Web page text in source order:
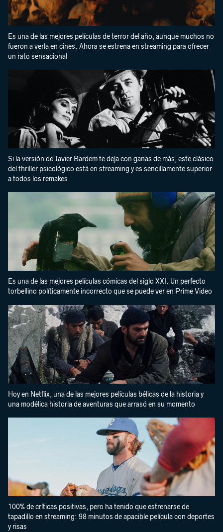
Es una de las mejores películas de terror del año, aunque muchos no
fueron a verla en cines. Ahora se estrena en streaming para ofrecer
un rato sensacional
Si la versión de Javier Bardem te deja con ganas de más, este clásico
del thriller psicológico está en streaming y es sencillamente superior
a todos los remakes
Es una de las mejores películas cómicas del siglo XXI. Un perfecto
torbellino políticamente incorrecto que se puede ver en Prime Video
Hoy en Netflix, una de las mejores películas bélicas de la historia y
una modélica historia de aventuras que arrasó en su momento
100% de críticas positivas, pero ha tenido que estrenarse de
tapadillo en streaming: 98 minutos de apacible película con deportes
y risas